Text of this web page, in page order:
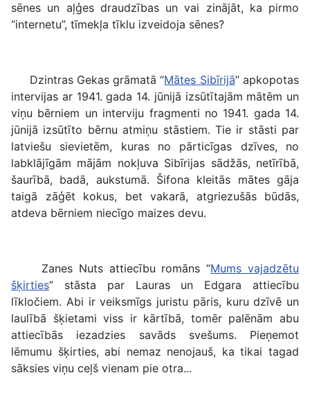
sēnes un aļģes draudzības un vai zinājāt, ka pirmo
“internetu”, tīmekļa tīklu izveidoja sēnes?
Dzintras Gekas grāmatā “Mātes Sibīrijā” apkopotas
intervijas ar 1941. gada 14. jūnijā izsūtītajām mātēm un
viņu bērniem un interviju fragmenti no 1941. gada 14.
jūnijā izsūtīto bērnu atmiņu stāstiem. Tie ir stāsti par
latviešu sievietēm, kuras no pārticīgas dzīves, no
labklājīgām mājām nokļuva Sibīrijas sādžās, netīrībā,
šaurībā, badā, aukstumā. Šifona kleitās mātes gāja
taigā zāģēt kokus, bet vakarā, atgriezušās būdās,
atdeva bērniem niecīgo maizes devu.
Zanes Nuts attiecību romāns “Mums vajadzētu
šķirties” stāsta par Lauras un Edgara attiecību
līkločiem. Abi ir veiksmīgs juristu pāris, kuru dzīvē un
laulībā šķietami viss ir kārtībā, tomēr palēnām abu
attiecībās iezadzies savāds svešums. Pieņemot
lēmumu šķirties, abi nemaz nenojauš, ka tikai tagad
sāksies viņu ceļš vienam pie otra...